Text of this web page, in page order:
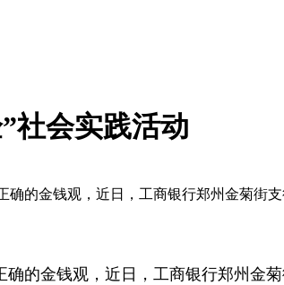
社会实践活动
的金钱观，近日，工商银行郑州金菊街
的金钱观，近日，工商银行郑州金